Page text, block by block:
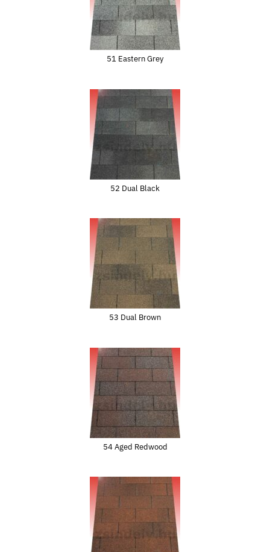
51 Eastern Grey
52 Dual Black
53 Dual Brown
54 Aged Redwood